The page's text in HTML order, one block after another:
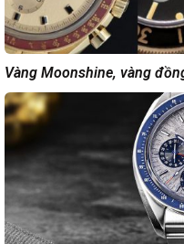
Vàng Moonshine, vàng